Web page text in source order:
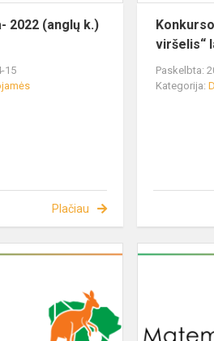
2022 (anglų k.)
15
Plačiau
viršelis“
Paskelbta:
Kategorija: